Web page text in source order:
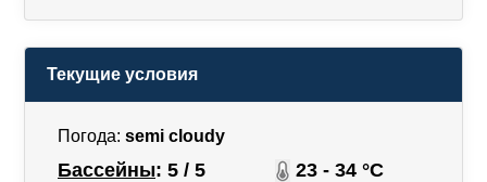
Текущие условия
Погода: semi cloudy
Бассейны: 5 / 5 23 - 34 °C